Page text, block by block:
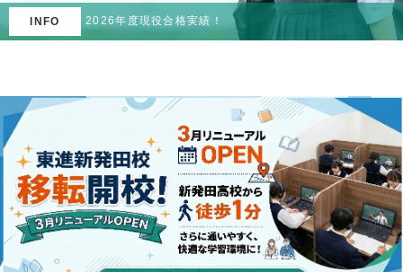
INFO 2026年度現役合格実績！